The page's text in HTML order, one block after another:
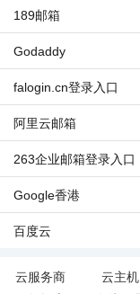
189邮箱
Godaddy
falogin.cn登录入口
阿里云邮箱
263企业邮箱登录入口
Google香港
百度云
云服务商 云主机